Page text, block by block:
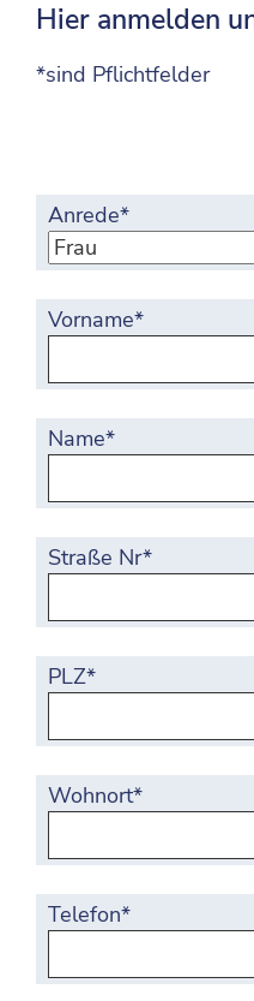
Hier anmelden
*sind Pflichtfelder
Anrede*
Vorname*
Name*
Straße Nr*
PLZ*
Wohnort*
Telefon*